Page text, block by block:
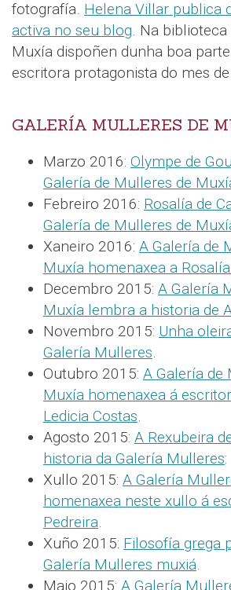
fotografía. Helena Villar publica
activa no seu blog. Na
Muxía dispoñen dunha boa
escritora protagonista do mes
GALERÍA MULLERES DE
Marzo 2016: Olympe de
Galería de Mulleres de
Febreiro 2016: Rosalía de
Galería de Mulleres de
Xaneiro 2016: A Galería de
Muxía homenaxea a
Decembro 2015: A Galería
Muxía lembra a historia de
Novembro 2015: Unha
Galería Mulleres.
Outubro 2015: A Galería de
Muxía homenaxea á
Ledicia Costas.
Agosto 2015: A Rexubeira
historia da Galería Mulleres:
Xullo 2015: A Galería
homenaxea neste xullo á
Pedreira.
Xuño 2015: Filosofía grega
Galería Mulleres muxiá.
Maio 2015: A Galería